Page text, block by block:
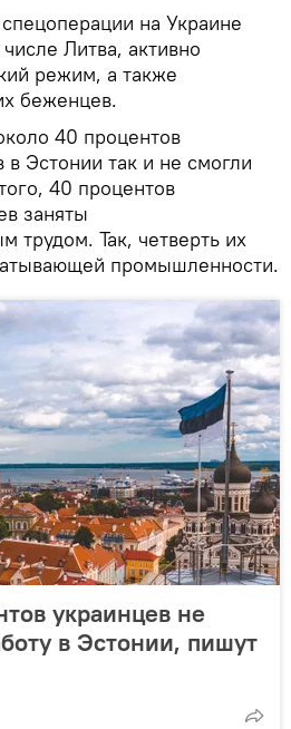
на Украине
Литва, активно
режим, а также
беженцев.
40 процентов
Эстонии так и не смогли
40 процентов
заняты
трудом. Так, четверть их
промышленности.
украинцев не
в Эстонии, пишут